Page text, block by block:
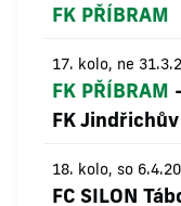
FK PŘÍBRAM
17. kolo, ne
FK PŘÍBRAM -
FK
18. kolo, so
FC SILON